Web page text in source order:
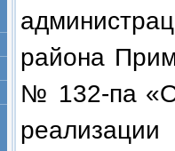
района
№ 132-па